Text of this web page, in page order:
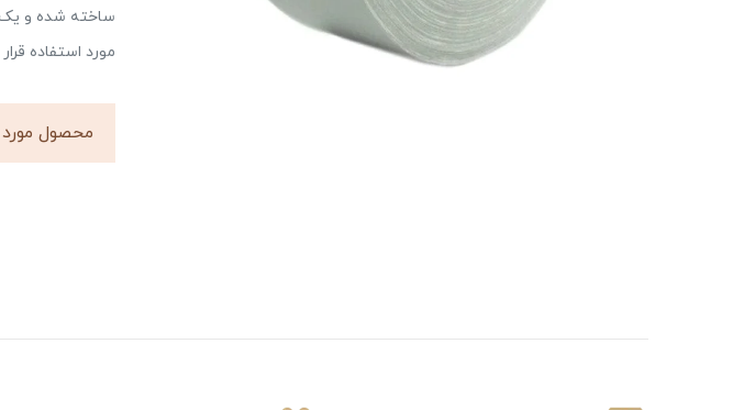
ساخته شده و یک
مورد استفاده
محصول